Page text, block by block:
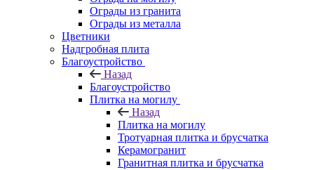
Ограды из гранита
Ограды из металла
Цветники
Надгробная плита
Благоустройство
Назад
Благоустройство
Плитка на могилу
Назад
Плитка на могилу
Тротуарная плитка и брусчатка
Керамогранит
Гранитная плитка и брусчатка